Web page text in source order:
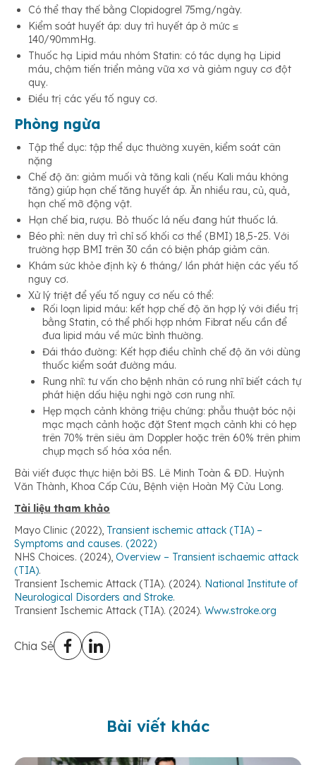
Có thể thay thế bằng Clopidogrel 75mg/ngày.
Kiểm soát huyết áp: duy trì huyết áp ở mức ≤
140/90mmHg.
Thuốc hạ Lipid máu nhóm Statin: có tác dụng hạ Lipid
máu, chậm tiến triển mảng vữa xơ và giảm nguy cơ đột
quỵ.
Điều trị các yếu tố nguy cơ.
Phòng ngừa
Tập thể dục: tập thể dục thường xuyên, kiểm soát cân
nặng
Chế độ ăn: giảm muối và tăng kali (nếu Kali máu không
tăng) giúp hạn chế tăng huyết áp. Ăn nhiều rau, củ, quả,
hạn chế mỡ động vật.
Hạn chế bia, rượu. Bỏ thuốc lá nếu đang hút thuốc lá.
Béo phì: nên duy trì chỉ số khối cơ thể (BMI) 18,5-25. Với
trường hợp BMI trên 30 cần có biện pháp giảm cân.
Khám sức khỏe định kỳ 6 tháng/ lần phát hiện các yếu tố
nguy cơ.
Xử lý triệt để yếu tố nguy cơ nếu có thể:
Rối loạn lipid máu: kết hợp chế độ ăn hợp lý với điều trị
bằng Statin, có thể phối hợp nhóm Fibrat nếu cần để
đưa lipid máu về mức bình thường.
Đái tháo đường: Kết hợp điều chỉnh chế độ ăn với dùng
thuốc kiểm soát đường máu.
Rung nhĩ: tư vấn cho bệnh nhân có rung nhĩ biết cách tự
phát hiện dấu hiệu nghi ngờ cơn rung nhĩ.
Hẹp mạch cảnh không triệu chứng: phẫu thuật bóc nội
mạc mạch cảnh hoặc đặt Stent mạch cảnh khi có hẹp
trên 70% trên siêu âm Doppler hoặc trên 60% trên phim
chụp mạch số hóa xóa nền.
Bài viết được thực hiện bởi BS. Lê Minh Toàn & ĐD. Huỳnh
Văn Thành, Khoa Cấp Cứu, Bệnh viện Hoàn Mỹ Cửu Long.
Tài liệu tham khảo
Mayo Clinic (2022), Transient ischemic attack (TIA) –
Symptoms and causes. (2022)
NHS Choices. (2024), Overview – Transient ischaemic attack
(TIA).
Transient Ischemic Attack (TIA). (2024). National Institute of
Neurological Disorders and Stroke.
Transient Ischemic Attack (TIA). (2024). Www.stroke.org
Chia Sẻ
Bài viết khác